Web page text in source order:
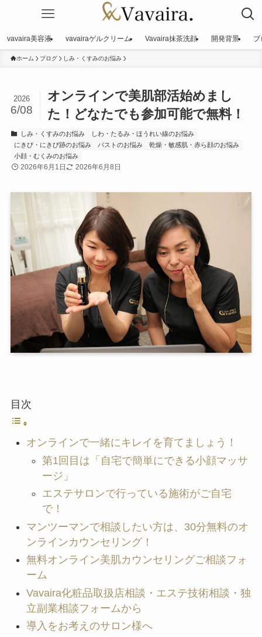
vavaira美容液 vavairaゲルクリーム Vavaira抹茶洗顔 開発背景 ブ
ホーム ブログ しみ・くすみのお悩み
オンラインで美肌部活始めまし
た！どなたでも参加可能で無料！
2026
6/08
しみ・くすみのお悩み
しわ・たるみ・ほうれい線のお悩み
にきび・にきび跡のお悩み
バストのお悩み
乾燥・敏感肌・赤ら顔のお悩み
小顔・むくみのお悩み
2026年6月1日 2026年6月8日
目次
オンラインで一緒にキレイを育てましょう！
第1回目は「自宅で簡単にできる小顔マッサ
ージ」
エステサロンで行っている施術がご自宅
で！
マンツーマンで相談したい方は、30分無料のオ
ンラインカウンセリング！
無料オンライン美肌カウンセリングご相談フォ
ーム
Vavaira化粧品取扱店相談・エステ技術相談・独
立副業相談フォームから
導入をお考えのサロン様へ